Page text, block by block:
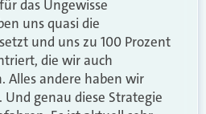
das Ungewisse
uns quasi die
und uns zu 100 Prozent
die wir auch
Alles andere haben wir
Und genau diese Strategie